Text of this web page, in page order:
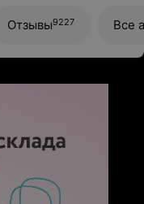
- настоящий
человек.
форме
у неё
сказать
Отзывы9227 Все